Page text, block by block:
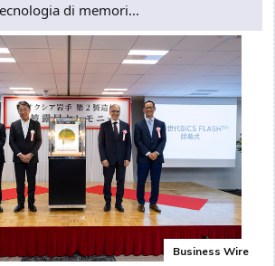
di memori...
Business Wire